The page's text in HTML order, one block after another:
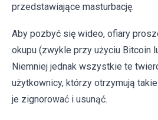
przedstawiające masturbację.
Aby pozbyć się wideo, ofiary
okupu (zwykle przy użyciu Bitcoin
Niemniej jednak wszystkie te
użytkownicy, którzy otrzymują
je zignorować i usunąć.